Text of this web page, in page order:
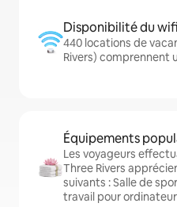
Disponibilité du wifi
440 locations de
Rivers) comprennent
Équipements
Les voyageurs
Three Rivers
suivants : Salle de
travail pour ordinateur